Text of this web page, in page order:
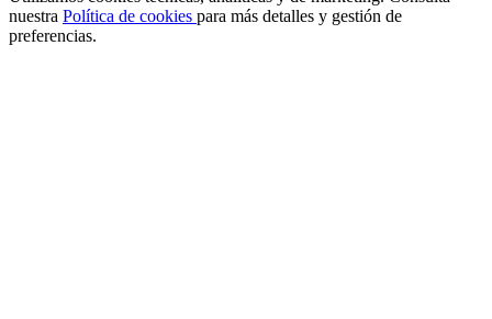
nuestra Política de cookies para más detalles y gestión de
preferencias.